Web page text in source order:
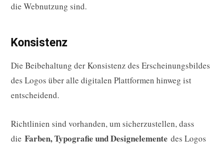
die Webnutzung sind.
Konsistenz
Die Beibehaltung der Konsistenz des Erscheinungsbildes
des Logos über alle digitalen Plattformen hinweg ist
entscheidend.
Richtlinien sind vorhanden, um sicherzustellen, dass
die Farben, Typografie und Designelemente des Logos